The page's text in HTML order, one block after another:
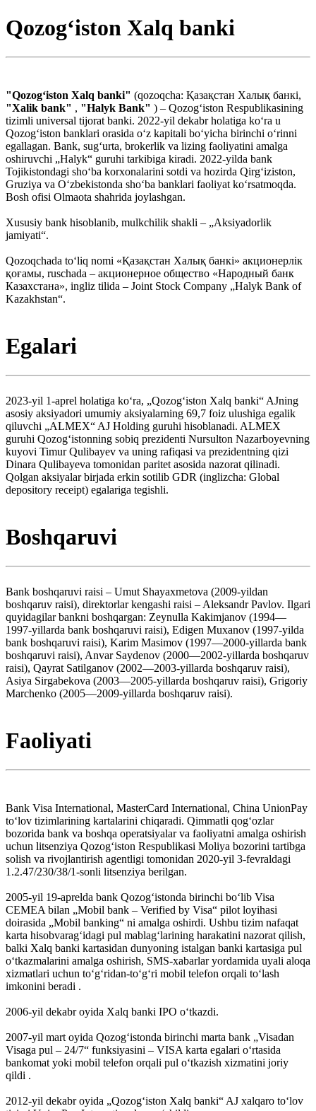
Qozogʻiston Xalq banki
"Qozogʻiston Xalq banki" (qozoqcha: Қазақстан Халық банкі,
"Xalik bank" , "Halyk Bank" ) – Qozogʻiston Respublikasining
tizimli universal tijorat banki. 2022-yil dekabr holatiga koʻra u
Qozogʻiston banklari orasida oʻz kapitali boʻyicha birinchi oʻrinni
egallagan. Bank, sugʻurta, brokerlik va lizing faoliyatini amalga
oshiruvchi „Halyk“ guruhi tarkibiga kiradi. 2022-yilda bank
Tojikistondagi shoʻba korxonalarini sotdi va hozirda Qirgʻiziston,
Gruziya va Oʻzbekistonda shoʻba banklari faoliyat koʻrsatmoqda.
Bosh ofisi Olmaota shahrida joylashgan.
Xususiy bank hisoblanib, mulkchilik shakli – „Aksiyadorlik
jamiyati“.
Qozoqchada toʻliq nomi «Қазақстан Халық банкі» акционерлік
қоғамы, ruschada – акционерное общество «Народный банк
Казахстана», ingliz tilida – Joint Stock Company „Halyk Bank of
Kazakhstan“.
Egalari
2023-yil 1-aprel holatiga koʻra, „Qozogʻiston Xalq banki“ AJning
asosiy aksiyadori umumiy aksiyalarning 69,7 foiz ulushiga egalik
qiluvchi „ALMEX“ AJ Holding guruhi hisoblanadi. ALMEX
guruhi Qozogʻistonning sobiq prezidenti Nursulton Nazarboyevning
kuyovi Timur Qulibayev va uning rafiqasi va prezidentning qizi
Dinara Qulibayeva tomonidan paritet asosida nazorat qilinadi.
Qolgan aksiyalar birjada erkin sotilib GDR (inglizcha: Global
depository receipt) egalariga tegishli.
Boshqaruvi
Bank boshqaruvi raisi – Umut Shayaxmetova (2009-yildan
boshqaruv raisi), direktorlar kengashi raisi – Aleksandr Pavlov. Ilgari
quyidagilar bankni boshqargan: Zeynulla Kakimjanov (1994—
1997-yillarda bank boshqaruvi raisi), Edigen Muxanov (1997-yilda
bank boshqaruvi raisi), Karim Masimov (1997—2000-yillarda bank
boshqaruvi raisi), Anvar Saydenov (2000—2002-yillarda boshqaruv
raisi), Qayrat Satilganov (2002—2003-yillarda boshqaruv raisi),
Asiya Sirgabekova (2003—2005-yillarda boshqaruv raisi), Grigoriy
Marchenko (2005—2009-yillarda boshqaruv raisi).
Faoliyati
Bank Visa International, MasterCard International, China UnionPay
toʻlov tizimlarining kartalarini chiqaradi. Qimmatli qogʻozlar
bozorida bank va boshqa operatsiyalar va faoliyatni amalga oshirish
uchun litsenziya Qozogʻiston Respublikasi Moliya bozorini tartibga
solish va rivojlantirish agentligi tomonidan 2020-yil 3-fevraldagi
1.2.47/230/38/1-sonli litsenziya berilgan.
2005-yil 19-aprelda bank Qozogʻistonda birinchi boʻlib Visa
CEMEA bilan „Mobil bank – Verified by Visa“ pilot loyihasi
doirasida „Mobil banking“ ni amalga oshirdi. Ushbu tizim nafaqat
karta hisobvaragʻidagi pul mablagʻlarining harakatini nazorat qilish,
balki Xalq banki kartasidan dunyoning istalgan banki kartasiga pul
oʻtkazmalarini amalga oshirish, SMS-xabarlar yordamida uyali aloqa
xizmatlari uchun toʻgʻridan-toʻgʻri mobil telefon orqali toʻlash
imkonini beradi .
2006-yil dekabr oyida Xalq banki IPO oʻtkazdi.
2007-yil mart oyida Qozogʻistonda birinchi marta bank „Visadan
Visaga pul – 24/7“ funksiyasini – VISA karta egalari oʻrtasida
bankomat yoki mobil telefon orqali pul oʻtkazish xizmatini joriy
qildi .
2012-yil dekabr oyida „Qozogʻiston Xalq banki“ AJ xalqaro toʻlov